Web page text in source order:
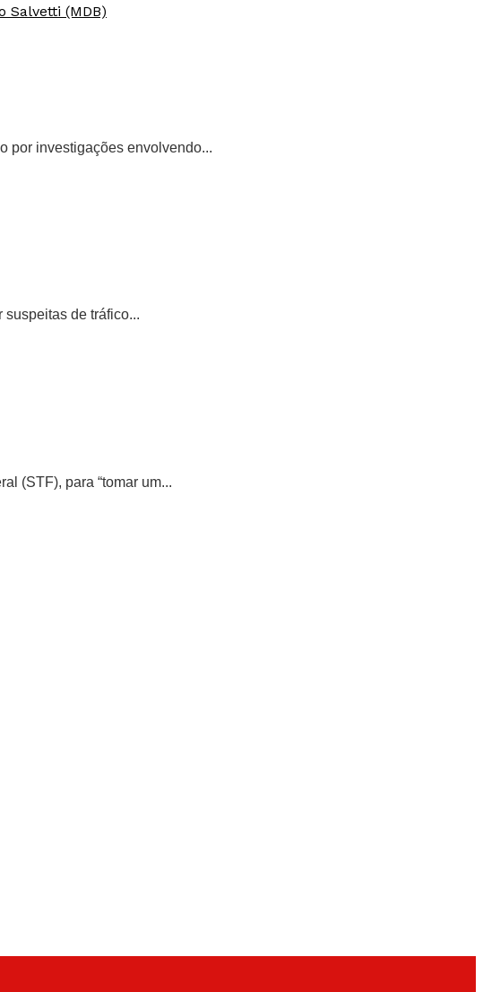
por investigações envolvendo...
de tráfico...
(STF), para “tomar um...